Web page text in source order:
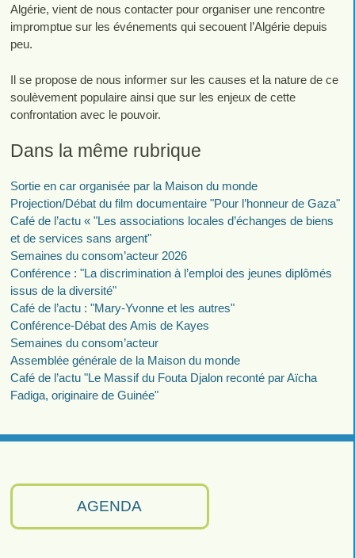
AGENDA
Algérie, vient de nous contacter pour organiser une rencontre
impromptue sur les événements qui secouent l’Algérie depuis
peu.
Il se propose de nous informer sur les causes et la nature de ce
soulèvement populaire ainsi que sur les enjeux de cette
confrontation avec le pouvoir.
Dans la même rubrique
Sortie en car organisée par la Maison du monde
Projection/Débat du film documentaire "Pour l’honneur de Gaza"
Café de l’actu « "Les associations locales d’échanges de biens
et de services sans argent"
Semaines du consom’acteur 2026
Conférence : "La discrimination à l’emploi des jeunes diplômés
issus de la diversité"
Café de l’actu : "Mary-Yvonne et les autres"
Conférence-Débat des Amis de Kayes
Semaines du consom’acteur
Assemblée générale de la Maison du monde
Café de l’actu "Le Massif du Fouta Djalon reconté par Aïcha
Fadiga, originaire de Guinée"